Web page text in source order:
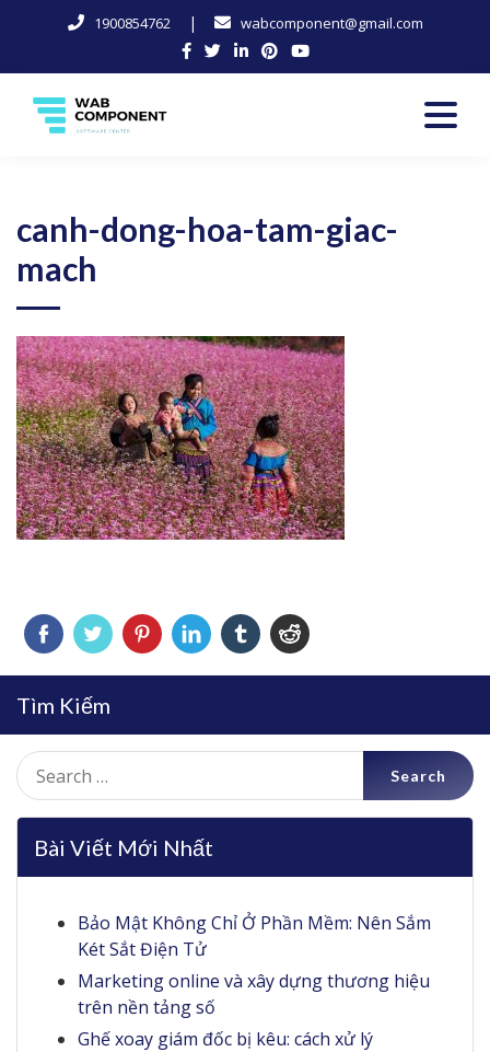
1900854762 | wabcomponent@gmail.com
content
canh-dong-hoa-tam-giac-
mach
Tìm Kiếm
Search
for:
Bài Viết Mới Nhất
Bảo Mật Không Chỉ Ở Phần Mềm: Nên Sắm
Két Sắt Điện Tử
Marketing online và xây dựng thương hiệu
trên nền tảng số
Ghế xoay giám đốc bị kêu: cách xử lý